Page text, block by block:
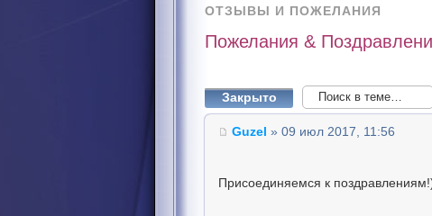
ОТЗЫВЫ И ПОЖЕЛАНИЯ
Пожелания &
Закрыто
Guzel » 09 июл 2017, 11:56
Присоединяемся к